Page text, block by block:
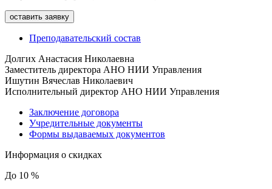
Преподавательский состав
Долгих Анастасия Николаевна
Заместитель директора АНО НИИ Управления
Ишутин Вячеслав Николаевич
Исполнительный директор АНО НИИ Управления
Заключение договора
Учредительные документы
Формы выдаваемых документов
Информация о скидках
До 10 %